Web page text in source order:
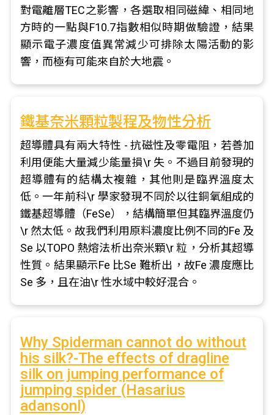
對電離層TEC之影響，各選取相同磁緯、相同地
方時的一點與F10.7指數相似時期做驗證，結果
顯示電子濃度值異常減少可排除太陽活動的影
響，而極有可能來自於大地震。
鐵基奈米顆粒製程及物性分析
超導體具有兩大特性 - 抗磁性及零電阻，若善加
利用便能大量減少能量損\r 失。不過目前發現的
超導體有的結構太複雜，其他則是臨界溫度太
低。一年前科\r 學家發現不同於以往銅氧組成的
鐵基超導體（FeSe），結構簡單但其臨界溫度仍
\r 然太低。故我們利用原料濃度比例不同的Fe 及
Se 以TOPO 熱熔法析出奈米顆\r 粒，分析其超導
性質。結果顯示Fe 比Se 難析出，故Fe 濃度應比
Se 多，且在油\r 性水域中較好混合。
Why Spiderman cannot do without
his silk?-The effects of dragline
silk on jumping performance of
jumping spider (Hasarius
adansonl)